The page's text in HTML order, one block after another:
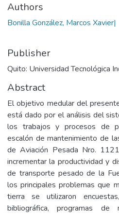
Authors
Bonilla González, Marcos Xavier|
Publisher
Quito: Universidad Tecnológica
Abstract
El objetivo medular del
está dado por el análisis del
los trabajos y procesos de
escalón de mantenimiento de
de Aviación Pesada Nro.
incrementar la productividad y
de transporte pesado de la
los principales problemas que
tierra se utilizaron
bibliográfica, programas de